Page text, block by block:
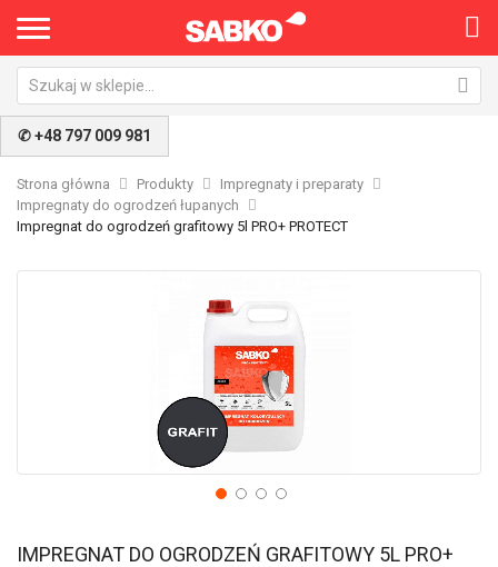
✆ +48 797 009 981
Strona główna Produkty
Impregnaty i preparaty
Impregnaty do ogrodzeń łupanych
Impregnat do ogrodzeń grafitowy 5l PRO+ PROTECT
IMPREGNAT DO OGRODZEŃ GRAFITOWY 5L PRO+
Nie pokazuj ponownie